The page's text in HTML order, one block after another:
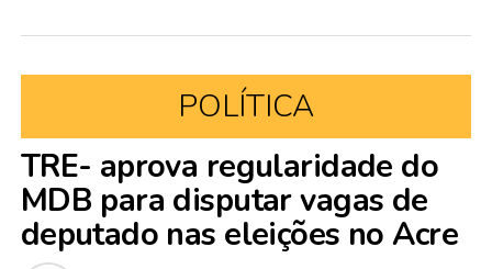
POLÍTICA
TRE- aprova regularidade do
MDB para disputar vagas de
deputado nas eleições no Acre